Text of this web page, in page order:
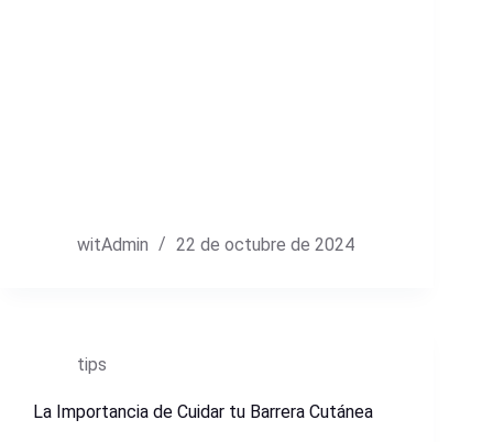
witAdmin 22 de octubre de 2024
tips
La Importancia de Cuidar tu Barrera Cutánea